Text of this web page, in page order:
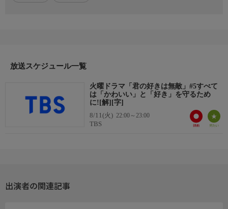
音楽:末廣健一郎 MAYUKO
演出:竹村謙太郎、府川亮介、渡部篤史、尾本克宏
プロデューサー:岩崎愛奈 協力プロデューサー小高夏実
https://x.com/kiminosuki_tbs/
放送スケジュール一覧
火曜ドラマ「君の好きは無敵」#5すべて
は「かわいい」と「好き」を守るため
に![解][字]
8/11(火) 22:00～23:00
TBS
出演者の関連記事